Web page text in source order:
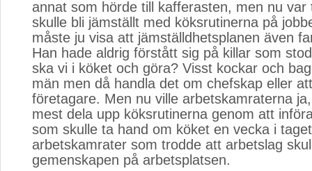
annat som hörde till kafferasten, men nu var
skulle bli jämställt med köksrutinerna på
måste ju visa att jämställdhetsplanen även
Han hade aldrig förstått sig på killar som
ska vi i köket och göra? Visst kockar och
män men då handla det om chefskap eller
företagare. Men nu ville arbetskamraterna
mest dela upp köksrutinerna genom att
som skulle ta hand om köket en vecka i
arbetskamrater som trodde att arbetslag
gemenskapen på arbetsplatsen.